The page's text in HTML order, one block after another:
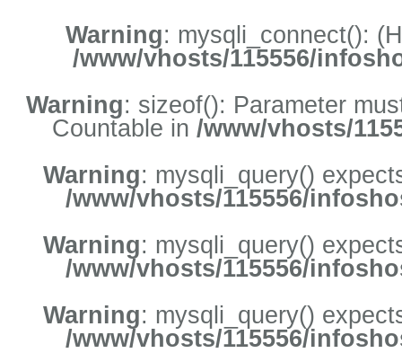
Warning: mysqli_connect():
/www/vhosts/115556/
Warning: sizeof(): Parameter
Countable in /www/vhosts/
Warning: mysqli_query()
/www/vhosts/115556/
Warning: mysqli_query()
/www/vhosts/115556/
Warning: mysqli_query()
/www/vhosts/115556/